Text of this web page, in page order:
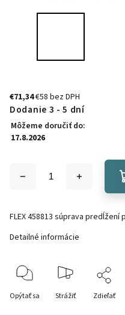
€71,34€58 bez DPH
Dodanie 3 - 5 dní
Môžeme doručiť do:
17.8.2026
FLEX 458813 súprava predĺžení
Detailné informácie
Opýtať sa Strážiť Zdieľať